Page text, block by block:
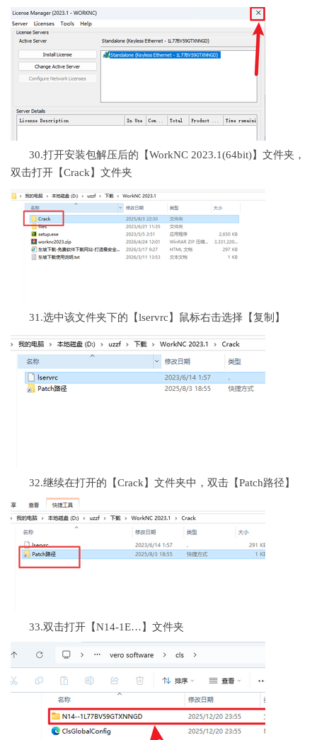
30.打开安装包解压后的【WorkNC 2023.1(64bit)】文件夹，
双击打开【Crack】文件夹
31.选中该文件夹下的【lservrc】鼠标右击选择【复制】
32.继续在打开的【Crack】文件夹中，双击【Patch路径】
33.双击打开【N14-1E…】文件夹